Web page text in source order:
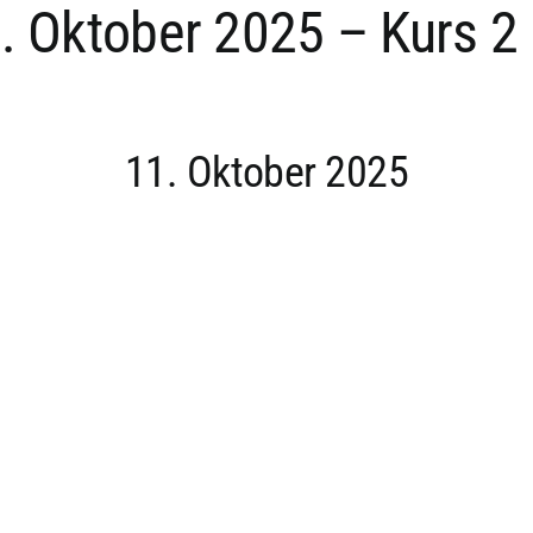
Oktober 2025 – Kurs 2
11. Oktober 2025